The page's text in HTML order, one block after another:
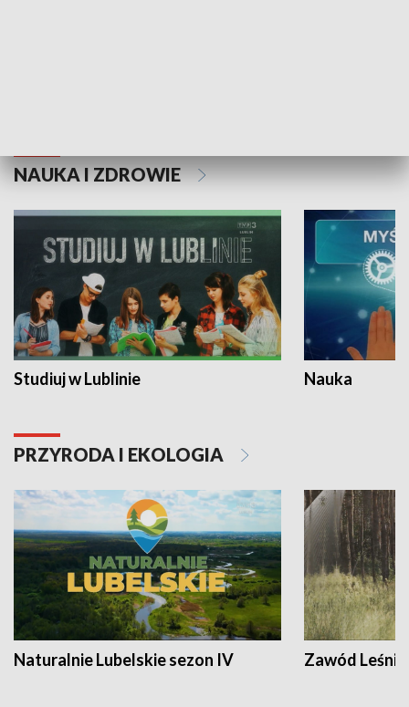
NAUKA I ZDROWIE
Studiuj w Lublinie Nauka
PRZYRODA I EKOLOGIA
Naturalnie Lubelskie sezon IV Zawód Leśnik